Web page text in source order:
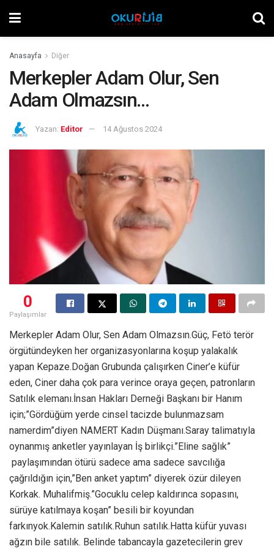
Anasayfa Diğer
Merkepler Adam Olur, Sen
Adam Olmazsın…
Yazan: Editor 14 Ağustos 2024
0
Paylaşımlar
Merkepler Adam Olur, Sen Adam Olmazsın.Güç, Fetö terör
örgütündeyken her organizasyonlarına koşup yalakalık
yapan Kepaze.Doğan Grubunda çalışırken Ciner’e küfür
eden, Ciner daha çok para verince oraya geçen, patronların
Satılık elemanı.İnsan Hakları Derneği Başkanı bir Hanım
için;”Gördüğüm yerde cinsel tacizde bulunmazsam
namerdim”diyen NAMERT Kadın Düşmanı.Saray talimatıyla
oynanmış anketler yayınlayan İş birlikçi.”Eline sağlık”
paylaşımından ötürü sadece ama sadece savcılığa
çağrıldığın için,”Ben anket yaptım” diyerek özür dileyen
Korkak. Muhalifmiş.”Gocuklu celep kaldırınca sopasını,
sürüye katılmaya koşan” besili bir koyundan
farkınyok.Kalemin satılık.Ruhun satılık.Hatta küfür yuvası
ağzın bile satılık. Belinde tabancayla gazetecilerin grev